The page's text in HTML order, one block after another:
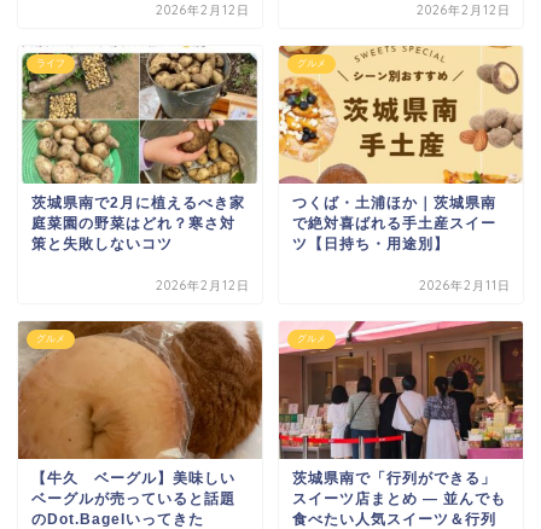
2026年2月12日 2026年2月12日
ライフ
茨城県南で2月に植えるべき家
庭菜園の野菜はどれ？寒さ対
策と失敗しないコツ
2026年2月12日
グルメ
つくば・土浦ほか｜茨城県南
で絶対喜ばれる手土産スイー
ツ【日持ち・用途別】
2026年2月11日
グルメ
【牛久 ベーグル】美味しい
ベーグルが売っていると話題
のDot.Bagelいってきた
グルメ
茨城県南で「行列ができる」
スイーツ店まとめ — 並んでも
食べたい人気スイーツ＆行列